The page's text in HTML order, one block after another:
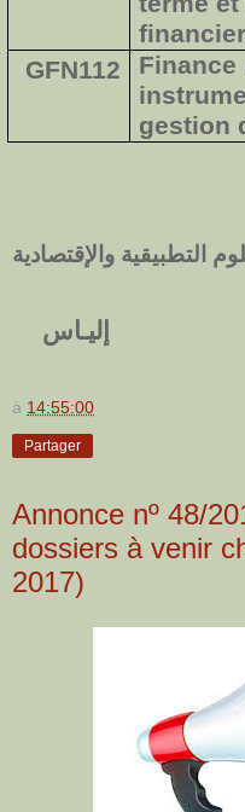
Finance
gestion
GFN112
التطبيقية والإقتصادية
إليـاس
à 14:55:00
Partager
Annonce nº 48/
dossiers à venir
2017)